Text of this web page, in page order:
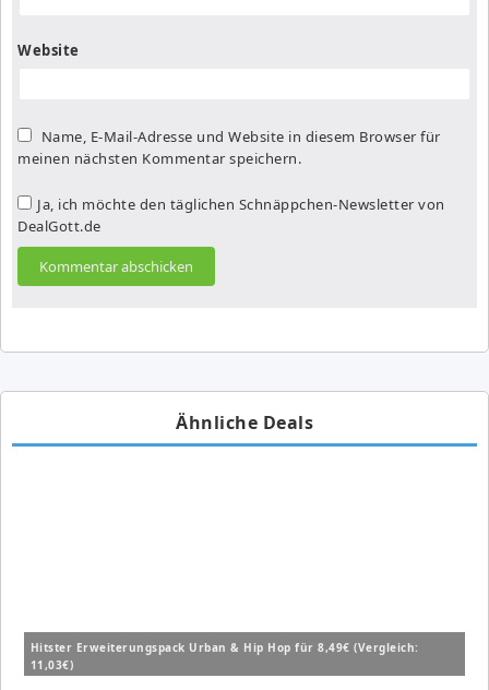
Website
Name, E-Mail-Adresse und Website in diesem Browser für
meinen nächsten Kommentar speichern.
Ja, ich möchte den täglichen Schnäppchen-Newsletter von
DealGott.de
Ähnliche Deals
Hitster Erweiterungspack Urban & Hip Hop für 8,49€ (Vergleich:
11,03€)